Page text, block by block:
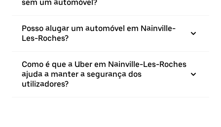
sem um automóvel?
Posso alugar um automóvel em Nainville-
Les-Roches?
Como é que a Uber em Nainville-Les-Roches
ajuda a manter a segurança dos
utilizadores?